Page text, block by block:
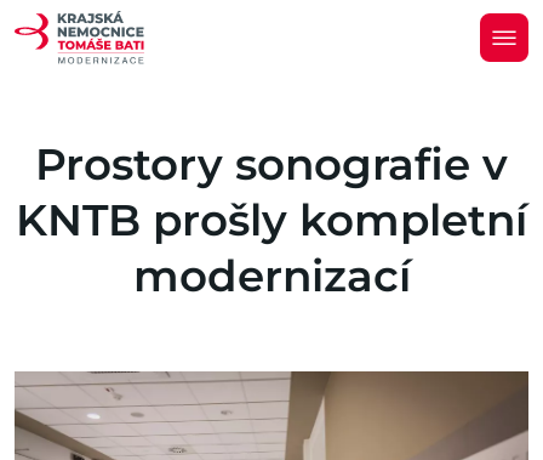
Prostory sonografie v
KNTB prošly kompletní
modernizací